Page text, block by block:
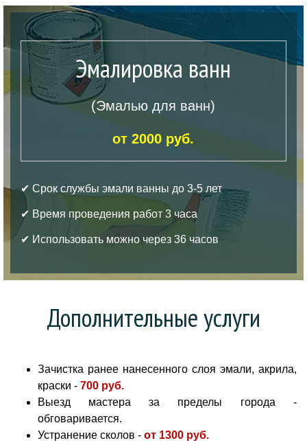
Эмалировка ванн
(Эмалью для ванн)
от 2000 руб.
✔ Срок службы эмали ванны до 3-5 лет
✔ Время проведения работ 3 часа
✔ Использовать можно через 36 часов
Дополнительные услуги
Зачистка ранее нанесенного слоя эмали, акрила,
краски - 700 руб.
Выезд мастера за пределы города -
обговаривается.
Устранение сколов - от 1300 руб.